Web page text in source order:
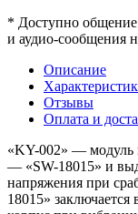
* Доступно
и аудио-сообщения
Описание
Отзывы
Оплата и
«KY-002» — модуль
— «SW-18015» и
напряжения при
18015»